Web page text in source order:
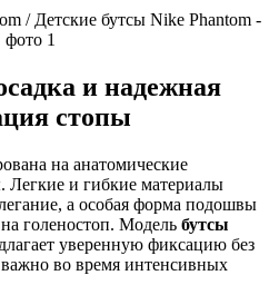
и надежная
стопы
на анатомические
Легкие и гибкие материалы
а особая форма подошвы
голеностоп. Модель бутсы
уверенную фиксацию без
во время интенсивных